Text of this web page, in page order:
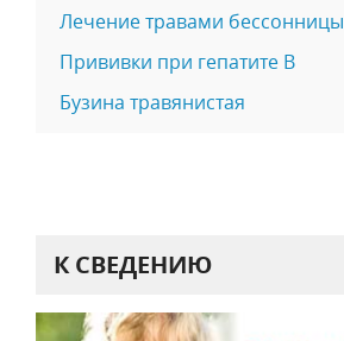
Лечение травами бессонницы
Прививки при гепатите B
Бузина травянистая
К СВЕДЕНИЮ